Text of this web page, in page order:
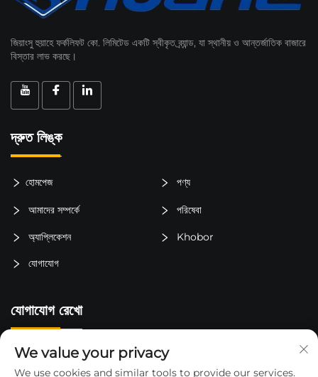
জিয়াংসু হুয়াহে ফর্কলিফট কো. লিমিটেড একটি স্বীকৃত ব্র্যান্ড, যা স্থানীয় ও আন্তর্জাতিক বাজারে
বিস্তার লাভ করছে।
দ্রুত লিঙ্ক
হোমপেজ পণ্য
আমাদের সম্পর্কে পরিষেবা
অ্যাপ্লিকেশন Khobor
যোগাযোগ
যোগাযোগ রেখো
চীন, জিয়াংসু প্রদেশ, তাইজৌ শহর, লুকিয়াও জেলা, জিনকিং টাউন, লিবেই গ্রাম
We value your privacy
We use cookies and similar tools to provide our services.